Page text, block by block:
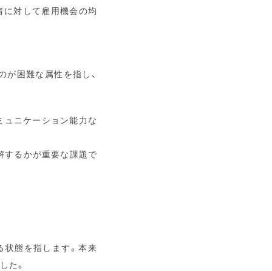
に対して雇用機会の均
困難な属性を指し、
ュニケーション能力な
するかが重要な課題で
状態を指します。本来
た。